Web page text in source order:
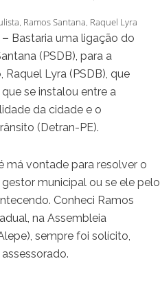
Ramos Santana Raquel Lyra
Bastaria uma ligação do
(PSDB), para a
Lyra (PSDB), que
se instalou entre a
da cidade e o
(Detran-PE).
má vontade para resolver o
municipal ou se ele pelo
Conheci Ramos
na Assembleia
sempre foi solícito,